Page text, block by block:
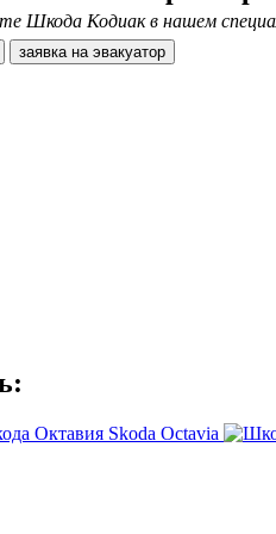
Шкода Кодиак в нашем
заявка на эвакуатор
Skoda Octavia